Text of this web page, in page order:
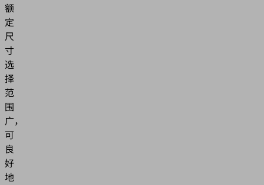
额
定
尺
寸
选
择
范
围
广，
可
良
好
地